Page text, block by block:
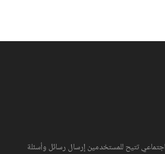
تتيح للمستخدمين إرسال رسائل وأسئلة